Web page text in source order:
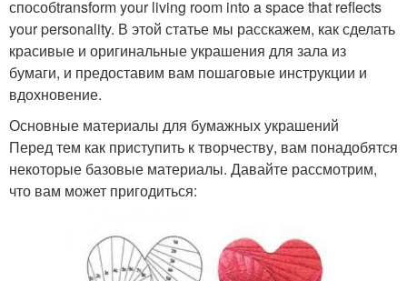
способtransform your living room into a space that reflects
your personality. В этой статье мы расскажем, как сделать
красивые и оригинальные украшения для зала из
бумаги, и предоставим вам пошаговые инструкции и
вдохновение.
Основные материалы для бумажных украшений
Перед тем как приступить к творчеству, вам понадобятся
некоторые базовые материалы. Давайте рассмотрим,
что вам может пригодиться: